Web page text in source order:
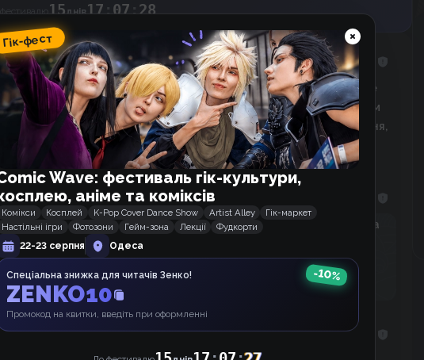
15днів17:07:27
Sie, 何? 2 роки тому
Дуже шаблонний твір з картонними гг та сюжетом, тому не
хочеться навіть приділяти місце у закладинках. Любителям
лайтових тайтлів без особливого смислового навантаження,
зайде.
Відповісти 7
АНОНІМКА Марево 2 роки тому
І за саму бісячого персонажа нагороду получає місс Рашта
*похлопаем*
Облески облески цій жінці йопт.........
Дякую за переклад)))🤗
Відповісти 10
крекер 2 роки тому
Гік-фест
Wave: фестиваль гік-культури,
аніме та коміксів
Комікси Косплей K-Pop Cover Dance Show Artist Alley
Гік-маркет
Настільні ігри
Фотозони Гейм-зона Лекції
Фудкорти
22-23 серпня
Одеса
Спеціальна знижка для читачів Зенко!
ZENKO10
Промокод на квитки, введіть при оформленні
-10%